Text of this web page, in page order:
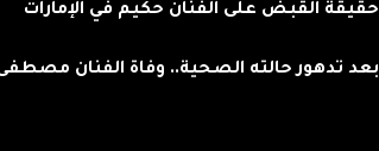
حقيقة القبض على الفنان حكيم في الإمارات
بعد تدهور حالته الصحية.. وفاة الفنان